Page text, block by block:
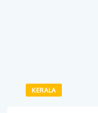
KERALA